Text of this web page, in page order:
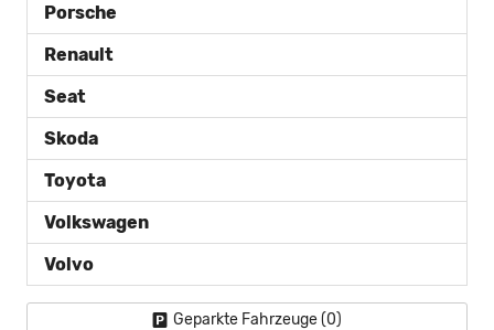
Porsche
Renault
Seat
Skoda
Toyota
Volkswagen
Volvo
Geparkte Fahrzeuge (0)